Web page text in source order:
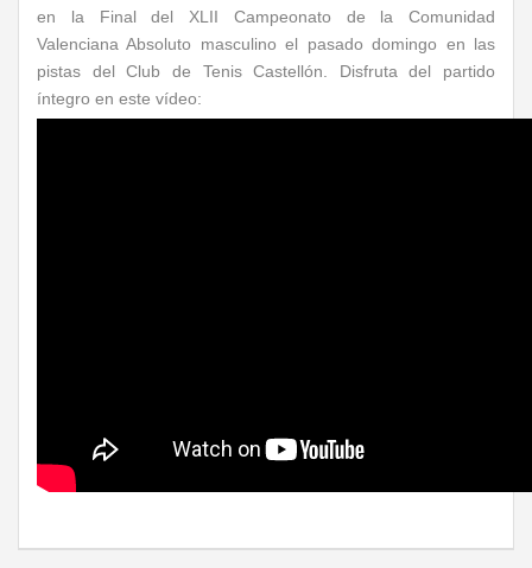
en la Final del XLII Campeonato de la Comunidad
Valenciana Absoluto masculino el pasado domingo en las
pistas del Club de Tenis Castellón. Disfruta del partido
íntegro en este vídeo: